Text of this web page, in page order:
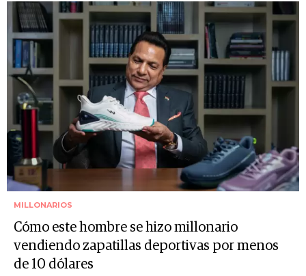
MILLONARIOS
Cómo este hombre se hizo millonario
vendiendo zapatillas deportivas por menos
de 10 dólares